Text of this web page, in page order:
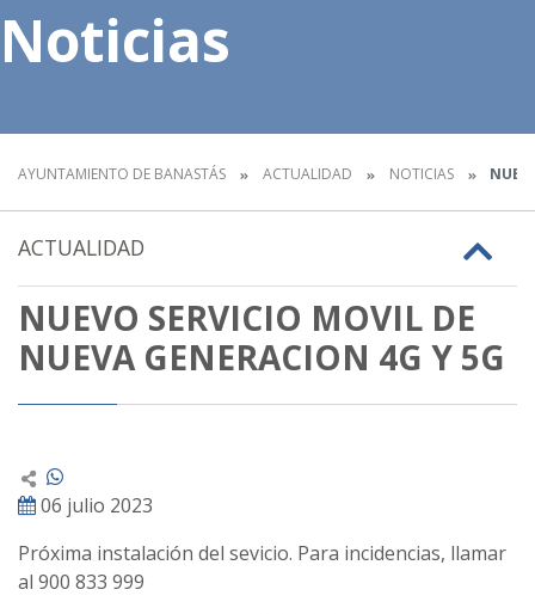
Noticias
AYUNTAMIENTO DE BANASTÁS ACTUALIDAD NOTICIAS
ACTUALIDAD
NUEVO SERVICIO MOVIL DE
NUEVA GENERACION 4G Y 5G
06 julio 2023
Próxima instalación del sevicio. Para incidencias, llamar
al 900 833 999